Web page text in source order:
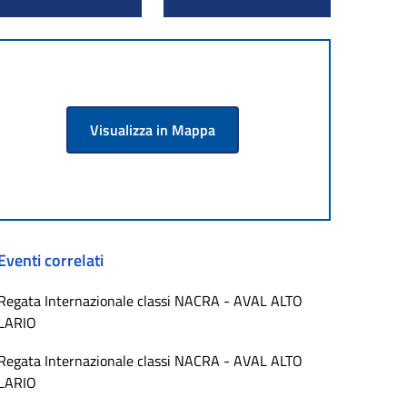
Visualizza in Mappa
correlati
Internazionale classi NACRA - AVAL ALTO
Internazionale classi NACRA - AVAL ALTO